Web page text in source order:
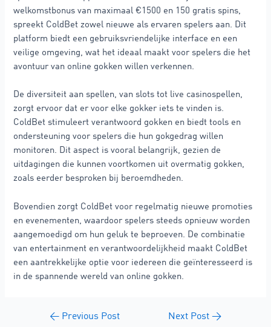
welkomstbonus van maximaal €1500 en 150 gratis spins,
spreekt ColdBet zowel nieuwe als ervaren spelers aan. Dit
platform biedt een gebruiksvriendelijke interface en een
veilige omgeving, wat het ideaal maakt voor spelers die het
avontuur van online gokken willen verkennen.
De diversiteit aan spellen, van slots tot live casinospellen,
zorgt ervoor dat er voor elke gokker iets te vinden is.
ColdBet stimuleert verantwoord gokken en biedt tools en
ondersteuning voor spelers die hun gokgedrag willen
monitoren. Dit aspect is vooral belangrijk, gezien de
uitdagingen die kunnen voortkomen uit overmatig gokken,
zoals eerder besproken bij beroemdheden.
Bovendien zorgt ColdBet voor regelmatig nieuwe promoties
en evenementen, waardoor spelers steeds opnieuw worden
aangemoedigd om hun geluk te beproeven. De combinatie
van entertainment en verantwoordelijkheid maakt ColdBet
een aantrekkelijke optie voor iedereen die geïnteresseerd is
in de spannende wereld van online gokken.
←Previous Post Next Post→